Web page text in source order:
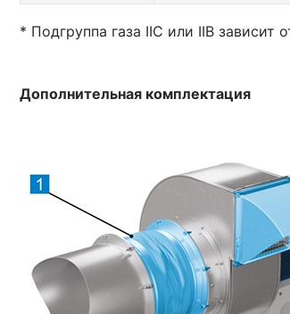
* Подгруппа газа IIC или IIB зависит
Дополнительная комплектация